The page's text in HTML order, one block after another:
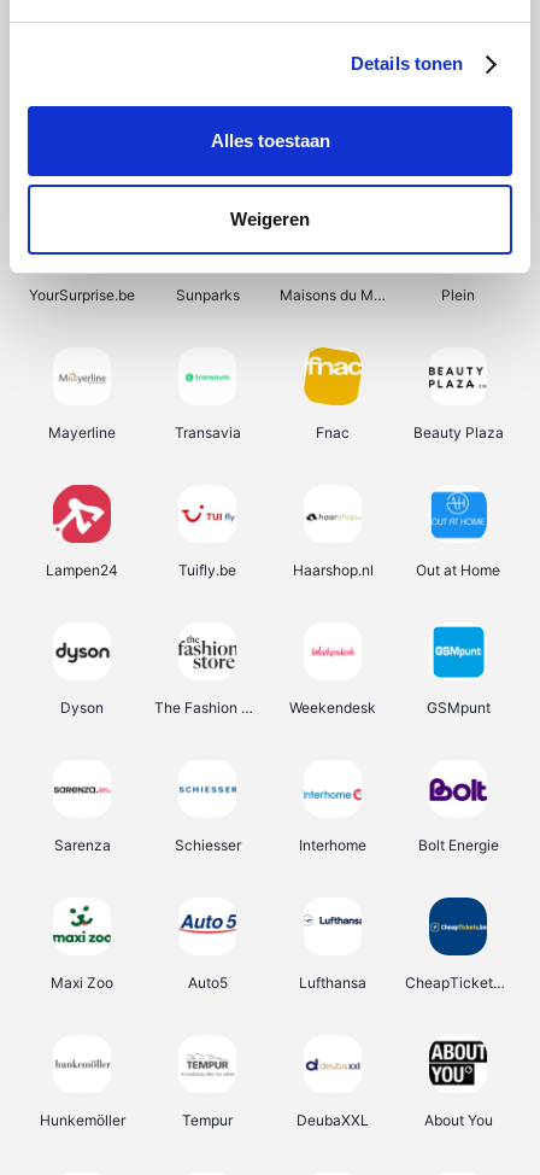
Details tonen
Alles toestaan
Weigeren
Shein Bergfreunde Pazzox Smartwatchbanden
YourSurprise.be Sunparks Maisons du Monde Plein
Mayerline Transavia Fnac Beauty Plaza
Lampen24 Tuifly.be Haarshop.nl Out at Home
Dyson The Fashion Store Weekendesk GSMpunt
Sarenza Schiesser Interhome Bolt Energie
Maxi Zoo Auto5 Lufthansa CheapTickets.be
Hunkemöller Tempur DeubaXXL About You